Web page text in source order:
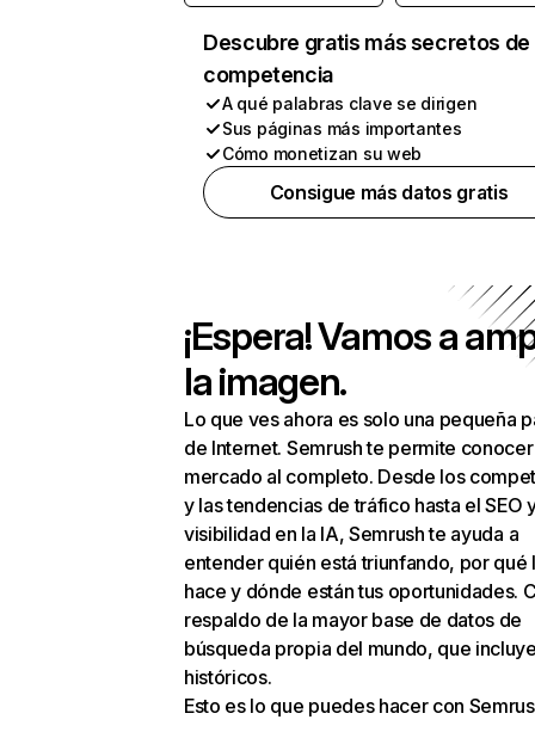
Descubre gratis más secretos de
competencia
A qué palabras clave se dirigen
Sus páginas más importantes
Cómo monetizan su web
Consigue más datos gratis
¡Espera! Vamos a
la imagen.
Lo que ves ahora es solo una pequeña
de Internet. Semrush te permite
mercado al completo. Desde los
y las tendencias de tráfico hasta el SEO
visibilidad en la IA, Semrush te ayuda a
entender quién está triunfando, por qué
hace y dónde están tus oportunidades.
respaldo de la mayor base de datos de
búsqueda propia del mundo, que
históricos.
Esto es lo que puedes hacer con